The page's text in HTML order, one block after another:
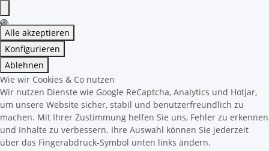
Alle akzeptieren
Konfigurieren
Ablehnen
Wie wir Cookies & Co nutzen
Wir nutzen Dienste wie Google ReCaptcha, Analytics und Hotjar,
um unsere Website sicher, stabil und benutzerfreundlich zu
machen. Mit Ihrer Zustimmung helfen Sie uns, Fehler zu erkennen
und Inhalte zu verbessern. Ihre Auswahl können Sie jederzeit
über das Fingerabdruck-Symbol unten links ändern.